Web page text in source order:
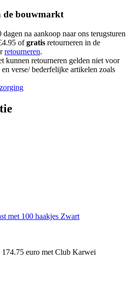
de bouwmarkt
na aankoop naar ons terugsturen
ofgratis retourneren in de
retourneren.
kunnen retourneren gelden niet voor
verse/ bederfelijke artikelen zoals
met 100 haakjes Zwart
euro met Club Karwei